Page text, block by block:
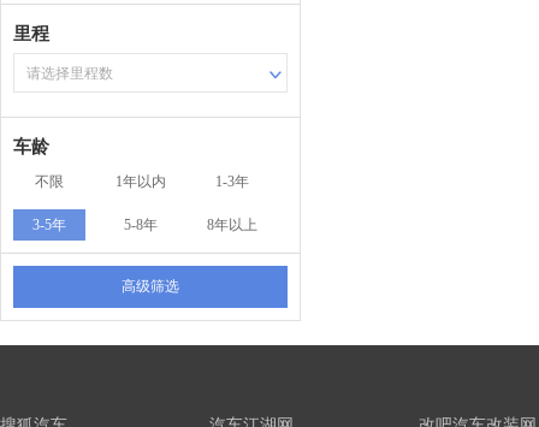
里程
请选择里程数
车龄
不限 1年以内 1-3年
3-5年 5-8年 8年以上
高级筛选